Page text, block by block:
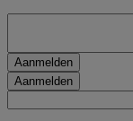
Aanmelden
Aanmelden